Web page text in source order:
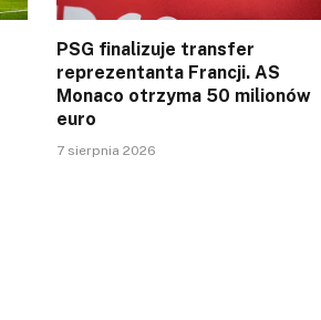
PSG finalizuje transfer
reprezentanta Francji. AS
Monaco otrzyma 50 milionów
euro
7 sierpnia 2026